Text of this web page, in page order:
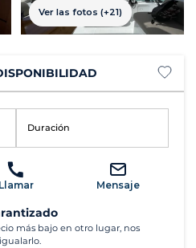
Ver las fotos (+21)
Duración
Llamar Mensaje
más bajo en otro lugar, nos